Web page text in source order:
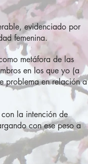
evidenciado por
femenina.
metáfora de las
en los que yo (a
problema en relación a
la intención de
con ese peso a